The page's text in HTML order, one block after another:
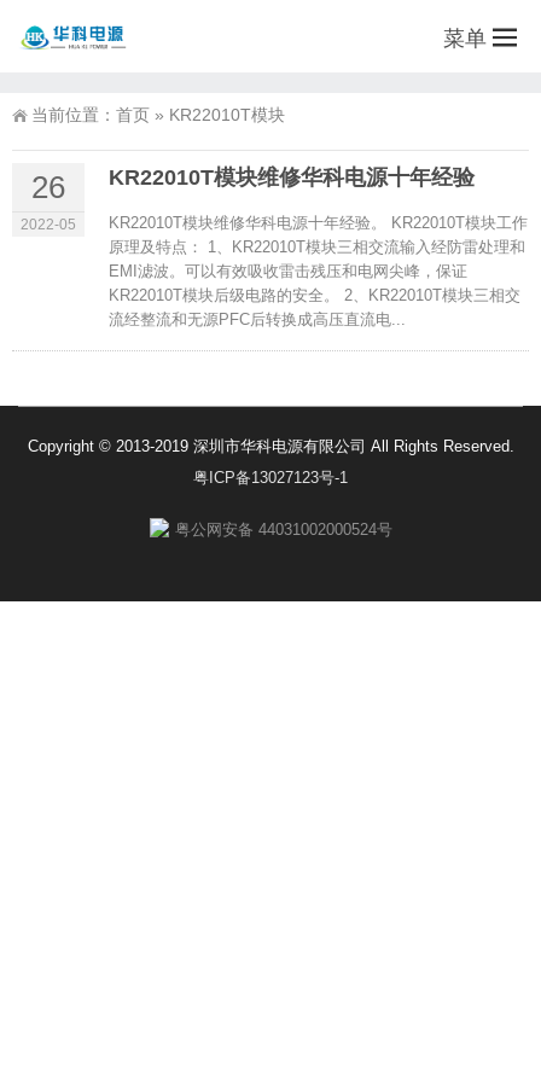
菜单
当前位置： 首页 » KR22010T模块
26
2022-05
KR22010T模块维修华科电源十年经验
KR22010T模块维修华科电源十年经验。 KR22010T模块工作
原理及特点： 1、KR22010T模块三相交流输入经防雷处理和
EMI滤波。可以有效吸收雷击残压和电网尖峰，保证
KR22010T模块后级电路的安全。 2、KR22010T模块三相交
流经整流和无源PFC后转换成高压直流电...
Copyright © 2013-2019 深圳市华科电源有限公司 All Rights Reserved.
粤ICP备13027123号-1
粤公网安备 44031002000524号